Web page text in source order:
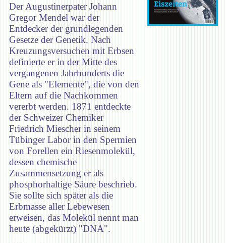
Der Augustinerpater Johann
Gregor Mendel war der
Entdecker der grundlegenden
Gesetze der Genetik. Nach
Kreuzungsversuchen mit Erbsen
definierte er in der Mitte des
vergangenen Jahrhunderts die
Gene als "Elemente", die von den
Eltern auf die Nachkommen
vererbt werden. 1871 entdeckte
der Schweizer Chemiker
Friedrich Miescher in seinem
Tübinger Labor in den Spermien
von Forellen ein Riesenmolekül,
dessen chemische
Zusammensetzung er als
phosphorhaltige Säure beschrieb.
Sie sollte sich später als die
Erbmasse aller Lebewesen
erweisen, das Molekül nennt man
heute (abgekürzt) "DNA".